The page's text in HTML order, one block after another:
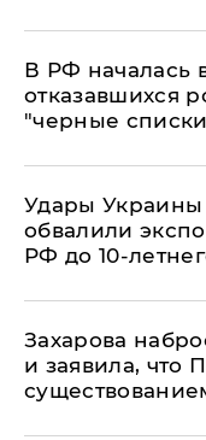
​В РФ началась
отказавшихся
"черные
Удары
обвалили
РФ до 10-
​Захарова
и заявила, что